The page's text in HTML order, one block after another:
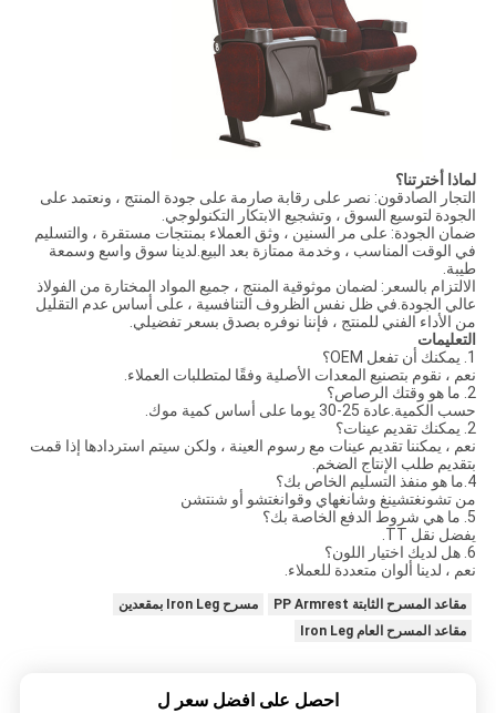
لماذا أخترتنا؟
التجار الصادقون: نصر على رقابة صارمة على جودة المنتج ، ونعتمد على
الجودة لتوسيع السوق ، وتشجيع الابتكار التكنولوجي.
ضمان الجودة: على مر السنين ، وثق العملاء بمنتجات مستقرة ، والتسليم
في الوقت المناسب ، وخدمة ممتازة بعد البيع.لدينا سوق واسع وسمعة
طيبة.
الالتزام بالسعر: لضمان موثوقية المنتج ، جميع المواد المختارة من الفولاذ
عالي الجودة.في ظل نفس الظروف التنافسية ، على أساس عدم التقليل
من الأداء الفني للمنتج ، فإننا نوفره بصدق بسعر تفضيلي.
التعليمات
1. يمكنك أن تفعل OEM؟
نعم ، نقوم بتصنيع المعدات الأصلية وفقًا لمتطلبات العملاء.
2. ما هو وقتك الرصاص؟
حسب الكمية.عادة 25-30 يوما على أساس كمية موك.
2. يمكنك تقديم عينات؟
نعم ، يمكننا تقديم عينات مع رسوم العينة ، ولكن سيتم استردادها إذا قمت
بتقديم طلب الإنتاج الضخم.
4.ما هو منفذ التسليم الخاص بك؟
من تشونغتشينغ وشانغهاي وقوانغتشو أو شنتشن
5. ما هي شروط الدفع الخاصة بك؟
يفضل نقل TT.
6. هل لديك اختيار اللون؟
نعم ، لدينا ألوان متعددة للعملاء.
مقاعد المسرح الثابتة PP Armrest
مسرح Iron Leg بمقعدين
مقاعد المسرح العام Iron Leg
احصل على افضل سعر ل